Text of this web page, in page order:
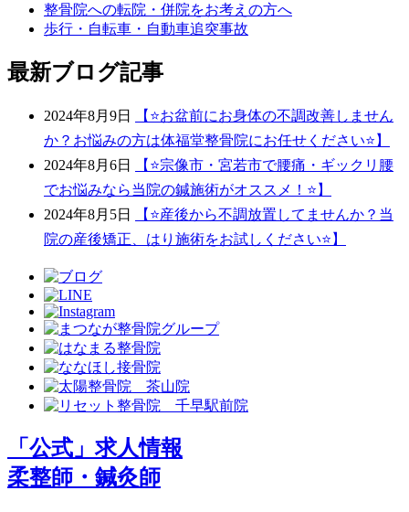
整骨院への転院・併院をお考えの方へ
歩行・自転車・自動車追突事故
最新ブログ記事
2024年8月9日
【⭐️お盆前にお身体の不調改善しません
か？お悩みの方は体福堂整骨院にお任せください⭐️】
2024年8月6日
【⭐宗像市・宮若市で腰痛・ギックリ腰
でお悩みなら当院の鍼施術がオススメ！⭐】
2024年8月5日
【⭐️産後から不調放置してませんか？当
院の産後矯正、はり施術をお試しください⭐️】
「公式」求人情報
柔整師・鍼灸師